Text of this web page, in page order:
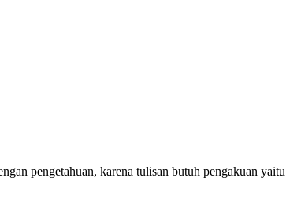
pengetahuan, karena tulisan butuh pengakuan